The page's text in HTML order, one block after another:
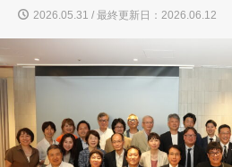
2026.05.31 / 最終更新日：2026.06.12